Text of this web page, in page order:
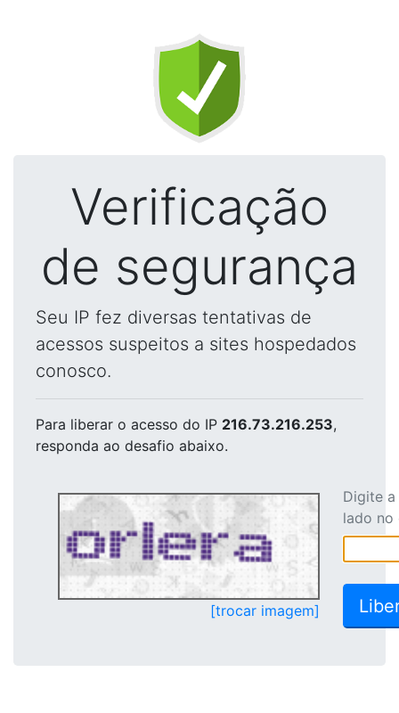
Verificação
de segurança
Seu IP fez diversas tentativas de
acessos suspeitos a sites hospedados
conosco.
Para liberar o acesso do IP 216.73.216.253,
responda ao desafio abaixo.
[trocar imagem]
Digite
lado no